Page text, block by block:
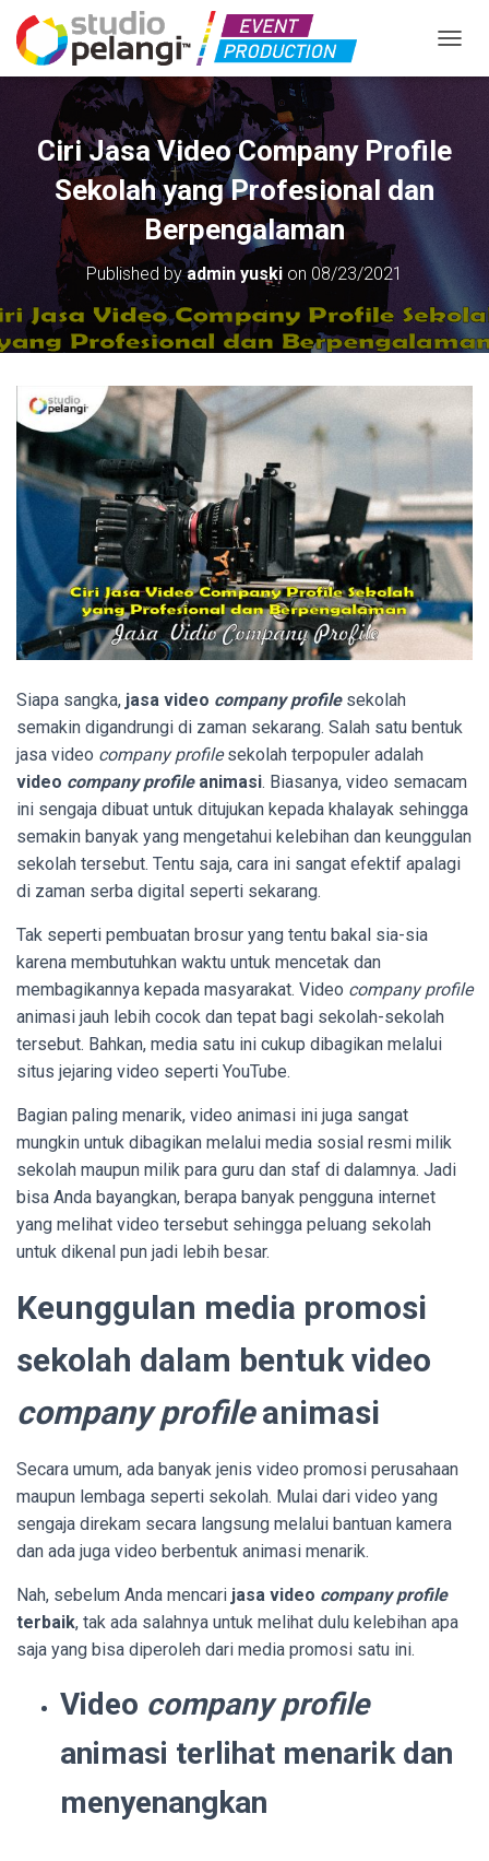
Ciri Jasa Video Company Profile
Sekolah yang Profesional dan
Berpengalaman
Published byadmin yuski on 08/23/2021
Siapa sangka, jasa video company profile sekolah
semakin digandrungi di zaman sekarang. Salah satu bentuk
jasa video company profilesekolah terpopuler adalah
video company profile animasi. Biasanya, video semacam
ini sengaja dibuat untuk ditujukan kepada khalayak sehingga
semakin banyak yang mengetahui kelebihan dan keunggulan
sekolah tersebut. Tentu saja, cara ini sangat efektif apalagi
di zaman serba digital seperti sekarang.
Tak seperti pembuatan brosur yang tentu bakal sia-sia
karena membutuhkan waktu untuk mencetak dan
membagikannya kepada masyarakat. Video company profile
animasi jauh lebih cocok dan tepat bagi sekolah-sekolah
tersebut. Bahkan, media satu ini cukup dibagikan melalui
situs jejaring video seperti YouTube.
Bagian paling menarik, video animasi ini juga sangat
mungkin untuk dibagikan melalui media sosial resmi milik
sekolah maupun milik para guru dan staf di dalamnya. Jadi
bisa Anda bayangkan, berapa banyak pengguna internet
yang melihat video tersebut sehingga peluang sekolah
untuk dikenal pun jadi lebih besar.
Keunggulan media promosi
sekolah dalam bentuk video
company profileanimasi
Secara umum, ada banyak jenis video promosi perusahaan
maupun lembaga seperti sekolah. Mulai dari video yang
sengaja direkam secara langsung melalui bantuan kamera
dan ada juga video berbentuk animasi menarik.
Nah, sebelum Anda mencari jasa video company profile
terbaik, tak ada salahnya untuk melihat dulu kelebihan apa
saja yang bisa diperoleh dari media promosi satu ini.
Video company profile
animasi terlihat menarik dan
menyenangkan